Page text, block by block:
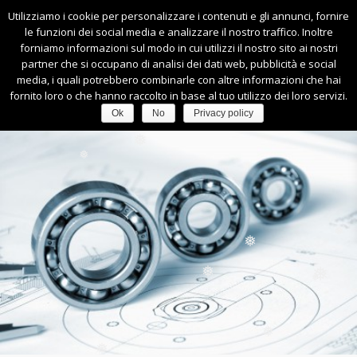
❅
❅ ❅
❅
❅
❅
❅ ❅
0445-540164| info@faccimacchineutensili.it
Utilizziamo i cookie per personalizzare i contenuti e gli annunci, fornire
le funzioni dei social media e analizzare il nostro traffico. Inoltre
forniamo informazioni sul modo in cui utilizzi il nostro sito ai nostri
partner che si occupano di analisi dei dati web, pubblicità e social
media, i quali potrebbero combinarle con altre informazioni che hai
fornito loro o che hanno raccolto in base al tuo utilizzo dei loro servizi.
Ok No Privacy policy